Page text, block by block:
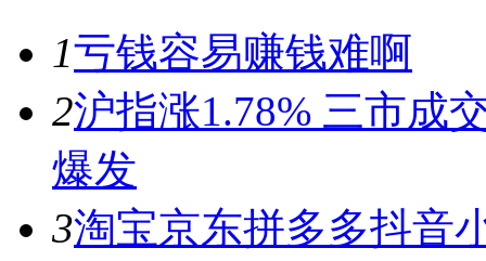
1亏钱容易赚钱难啊
2沪指涨1.78% 三市成
爆发
3淘宝京东拼多多抖音